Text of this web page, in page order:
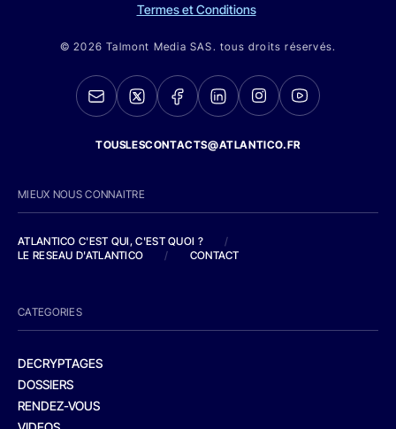
Termes et Conditions
© 2026 Talmont Media SAS. tous droits réservés.
TOUSLESCONTACTS@ATLANTICO.FR
MIEUX NOUS CONNAITRE
ATLANTICO C'EST QUI, C'EST QUOI ?
/
LE RESEAU D'ATLANTICO
/ CONTACT
CATEGORIES
DECRYPTAGES
DOSSIERS
RENDEZ-VOUS